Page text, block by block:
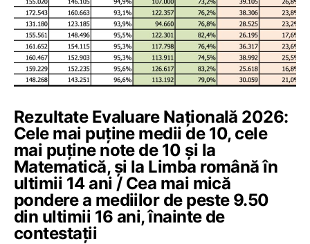
Rezultate Evaluare Națională 2026:
Cele mai puține medii de 10, cele
mai puține note de 10 și la
Matematică, și la Limba română în
ultimii 14 ani / Cea mai mică
pondere a mediilor de peste 9.50
din ultimii 16 ani, înainte de
contestații